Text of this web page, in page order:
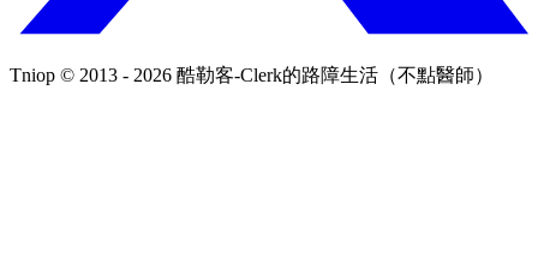
Tniop © 2013 - 2026 酷勒客-Clerk的路障生活（不點醫師）